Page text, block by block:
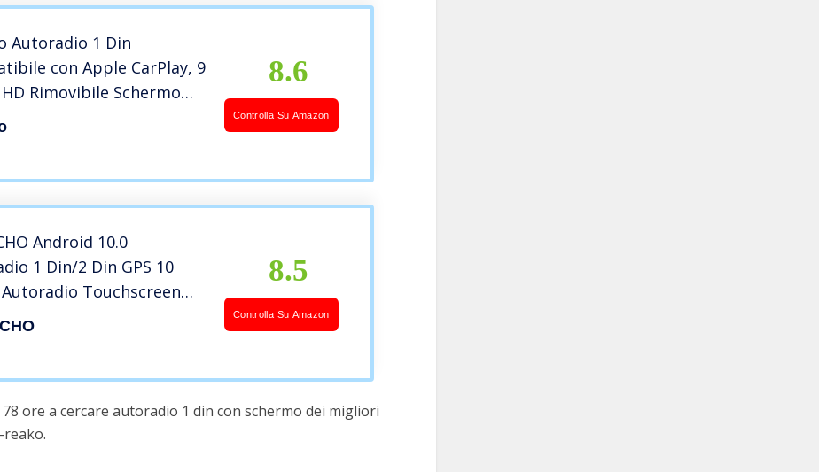
Autoradio 1 Din
con Apple CarPlay, 9
Rimovibile Schermo
Stereo Auto Radio con
8.6
Controlla Su Amazon
Android 10.0
1 Din/2 Din GPS 10
Touchscreen
Navigatore WIFI
8.5
Controlla Su Amazon
ore a cercare autoradio 1 din con schermo dei migliori
reako.